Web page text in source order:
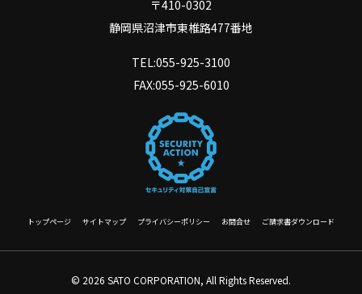
〒410-0302
静岡県沼津市東椎路477番地
TEL:055-925-3100
FAX:055-925-6010
トップページ サイトマップ プライバシーポリシー お問合せ ご請求書ダウンロード
© 2026 SATO CORPORATION, All Rights Reserved.